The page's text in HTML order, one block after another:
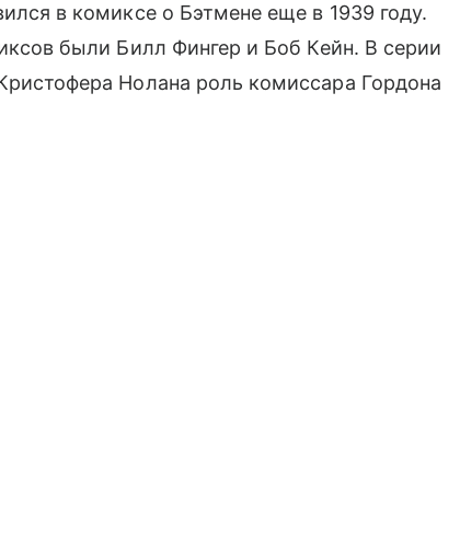
в комиксе о Бэтмене еще в 1939 году.
были Билл Фингер и Боб Кейн. В серии
Нолана роль комиссара Гордона